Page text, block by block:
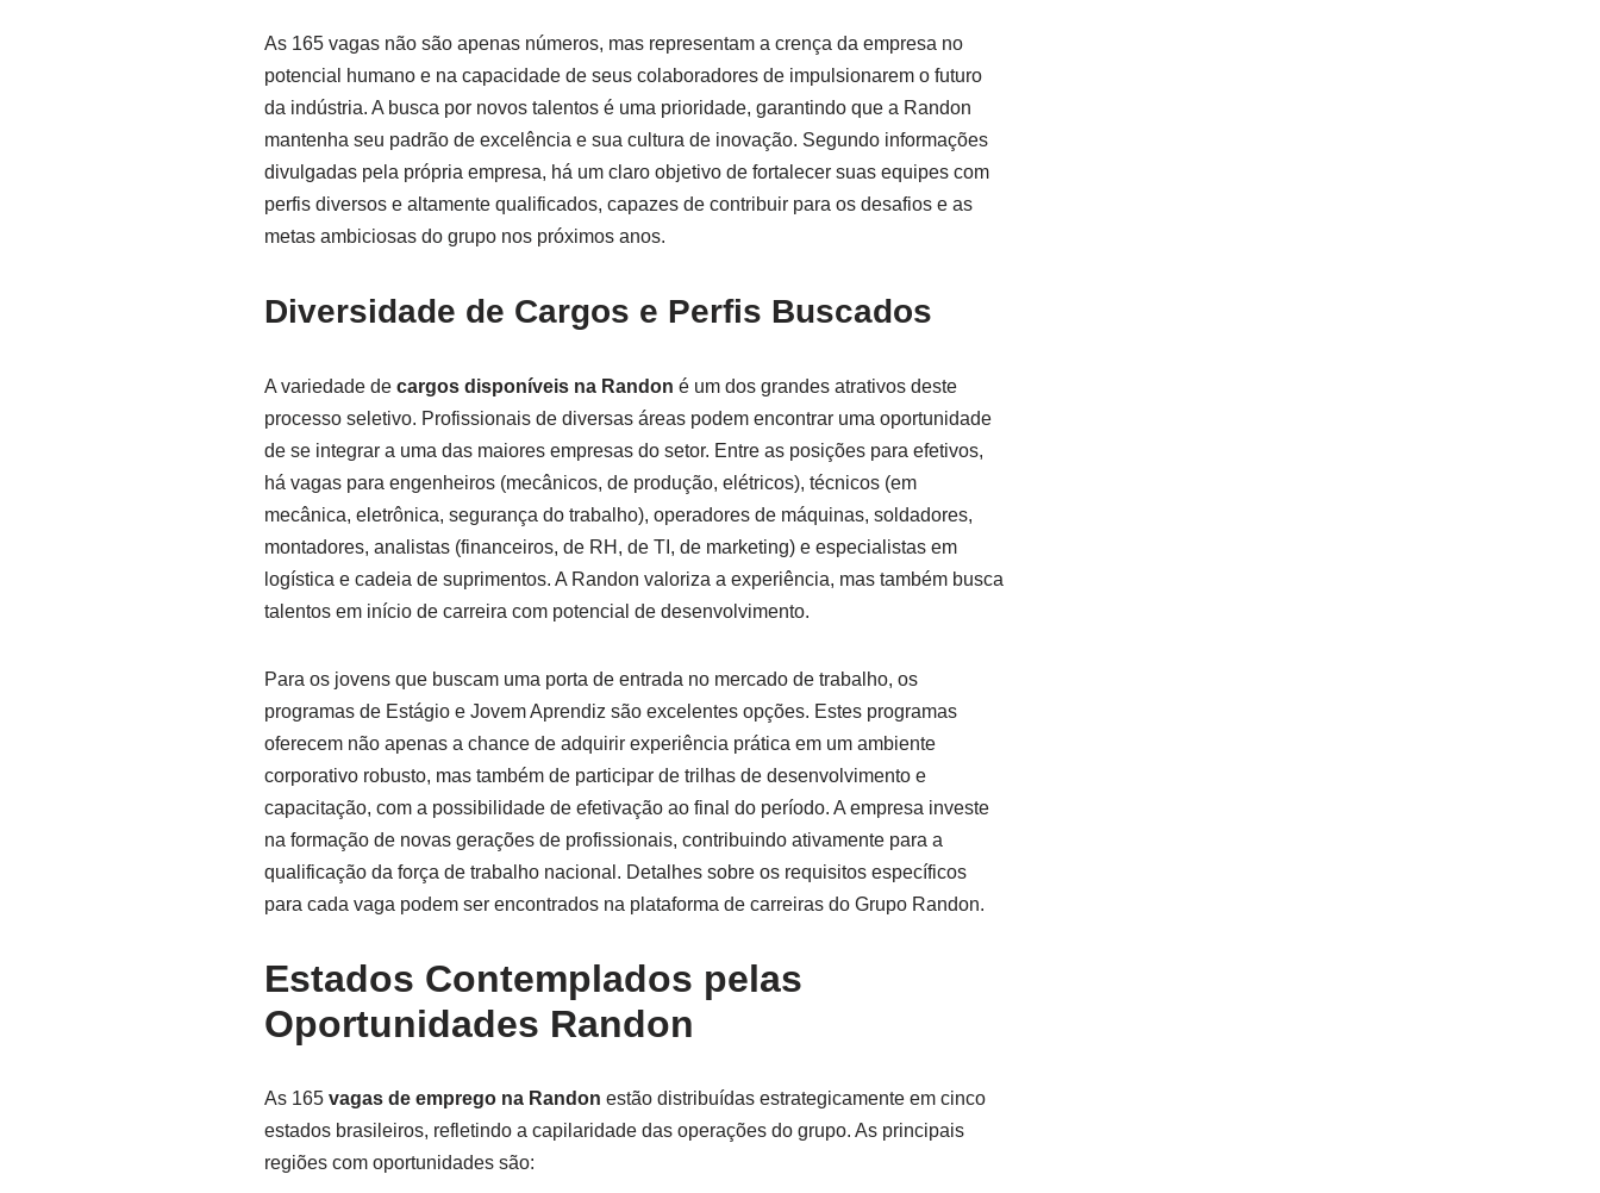
As 165 vagas não são apenas números, mas representam a crença da empresa no
potencial humano e na capacidade de seus colaboradores de impulsionarem o futuro
da indústria. A busca por novos talentos é uma prioridade, garantindo que a Randon
mantenha seu padrão de excelência e sua cultura de inovação. Segundo informações
divulgadas pela própria empresa, há um claro objetivo de fortalecer suas equipes com
perfis diversos e altamente qualificados, capazes de contribuir para os desafios e as
metas ambiciosas do grupo nos próximos anos.
Diversidade de Cargos e Perfis Buscados
A variedade de cargos disponíveis na Randon é um dos grandes atrativos deste
processo seletivo. Profissionais de diversas áreas podem encontrar uma oportunidade
de se integrar a uma das maiores empresas do setor. Entre as posições para efetivos,
há vagas para engenheiros (mecânicos, de produção, elétricos), técnicos (em
mecânica, eletrônica, segurança do trabalho), operadores de máquinas, soldadores,
montadores, analistas (financeiros, de RH, de TI, de marketing) e especialistas em
logística e cadeia de suprimentos. A Randon valoriza a experiência, mas também busca
talentos em início de carreira com potencial de desenvolvimento.
Para os jovens que buscam uma porta de entrada no mercado de trabalho, os
programas de Estágio e Jovem Aprendiz são excelentes opções. Estes programas
oferecem não apenas a chance de adquirir experiência prática em um ambiente
corporativo robusto, mas também de participar de trilhas de desenvolvimento e
capacitação, com a possibilidade de efetivação ao final do período. A empresa investe
na formação de novas gerações de profissionais, contribuindo ativamente para a
qualificação da força de trabalho nacional. Detalhes sobre os requisitos específicos
para cada vaga podem ser encontrados na plataforma de carreiras do Grupo Randon.
Estados Contemplados pelas
Oportunidades Randon
As 165 vagas de emprego na Randon estão distribuídas estrategicamente em cinco
estados brasileiros, refletindo a capilaridade das operações do grupo. As principais
regiões com oportunidades são: